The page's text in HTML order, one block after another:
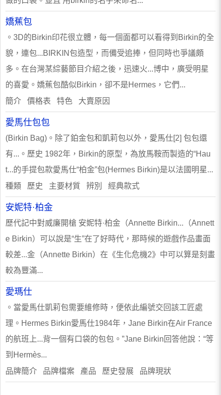
嬌蕉包
。3D的Birkin印花很立體，每一個面都可以看得到Birkin的全
貌，連包...BIRKIN包造型，而備受追捧，但同時也爭議頗
多。在台灣某綜藝節目介紹之後，迅速火...博中，廣受明星
的喜愛。嬌蕉包酷似Birkin，卻不是Hermes，它們...
簡介 價格表 特色 大賣原因
愛馬仕包包
(Birkin Bag)。除了鉑金包和凱莉包以外，愛馬仕[2] 包包還
有...。歷史 1982年，Birkin的原型，為放馬鞍而製造的“Hau
t...的手提包款愛馬仕“柏金”包(Hermes Birkin)是以法國明星...
種類 歷史 主要材質 辨別 經典款式
安妮特·柏金
歷代記中對威廉開槍 安妮特·柏金（Annette Birkin...（Annett
e Birkin）可以說是“生”在了好時代，那時候的遊戲作品畫面
較差...金（Annette Birkin）在《生化危機2》中可以算是刻畫
較為豐滿...
愛瑪仕
。當愛馬仕凱莉包需要維修時，便依此編號交回該工匠處
理。Hermes Birkin愛馬仕1984年，Jane Birkin在Air France
的航班上...背一個有口袋的包包。”Jane Birkin回答他說：“等
到Hermès...
品牌簡介 品牌檔案 產品 歷史發展 品牌現狀